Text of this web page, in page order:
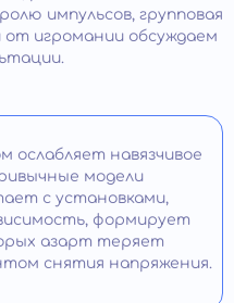
импульсов, групповая
игромании обсуждаем
ослабляет навязчивое
модели
с установками,
формирует
азарт теряет
снятия напряжения.